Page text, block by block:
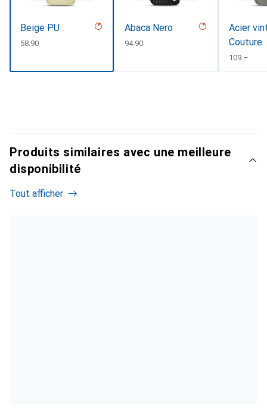
Beige PU
CHF
58.90
Abaca Nero
CHF
94.90
Acier
Couture
CHF
109.–
Produits similaires avec une meilleure
disponibilité
Tout afficher